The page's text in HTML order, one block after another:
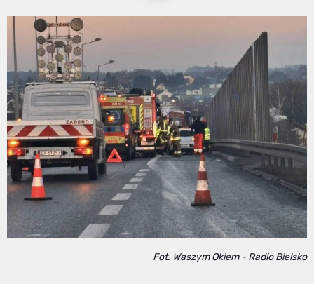
Fot. Waszym Okiem - Radio Bielsko